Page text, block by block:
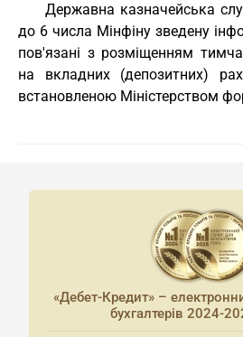
Державна казначейська
до 6 числа Мінфіну зведену
пов'язані з розміщенням
на вкладних (депозитних)
встановленою Міністерством
«Дебет-Кредит» –
бухгалтерів 2024-